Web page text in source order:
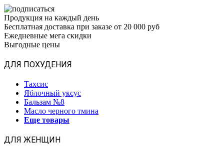
Продукция на каждый день
Бесплатная доставка при заказе от 20 000 руб
Ежедневные мега скидки
Выгодные цены
ДЛЯ ПОХУДЕНИЯ
Тахсис
Яблочный уксус
Бальзам №8
Масло черного тмина
Еще товары
ДЛЯ ЖЕНЩИН